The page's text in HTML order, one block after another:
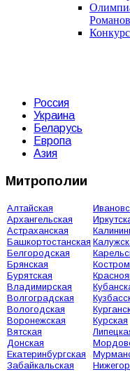
Россия
Украина
Беларусь
Европа
Азия
Митрополии
Алтайская
Архангельская
Астраханская
Башкортостанская
Белгородская
Брянская
Бурятская
Владимирская
Волгоградская
Вологодская
Воронежская
Вятская
Донская
Екатеринбургская
Забайкальская
Курская